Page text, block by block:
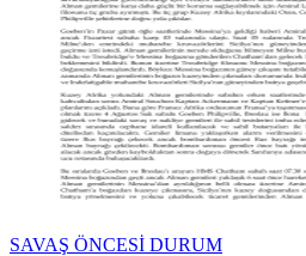
SAVAŞ ÖNCESİ DURUM